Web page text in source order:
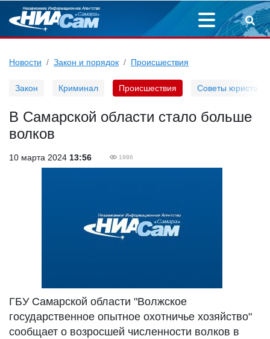
Новости Закон и порядок Происшествия
Закон Криминал Происшествия Советы юриста
В Самарской области стало больше
волков
10 марта 2024 13:56 1986
ГБУ Самарской области "Волжское
государственное опытное охотничье хозяйство"
сообщает о возросшей численности волков в